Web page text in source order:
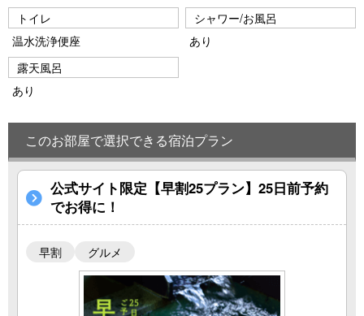
トイレ
温水洗浄便座
シャワー/お風呂
あり
露天風呂
あり
このお部屋で選択できる宿泊プラン
公式サイト限定【早割25プラン】25日前予約
でお得に！
早割 グルメ